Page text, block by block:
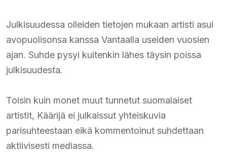
Julkisuudessa olleiden tietojen mukaan artisti asui
avopuolisonsa kanssa Vantaalla useiden vuosien
ajan. Suhde pysyi kuitenkin lähes täysin poissa
julkisuudesta.
Toisin kuin monet muut tunnetut suomalaiset
artistit, Käärijä ei julkaissut yhteiskuvia
parisuhteestaan eikä kommentoinut suhdettaan
aktiivisesti mediassa.